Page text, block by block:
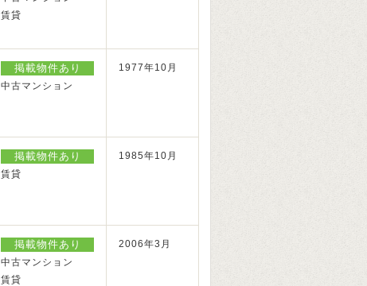
賃貸
掲載物件あり
中古マンション
1977年10月
掲載物件あり
賃貸
1985年10月
掲載物件あり
中古マンション
賃貸
2006年3月